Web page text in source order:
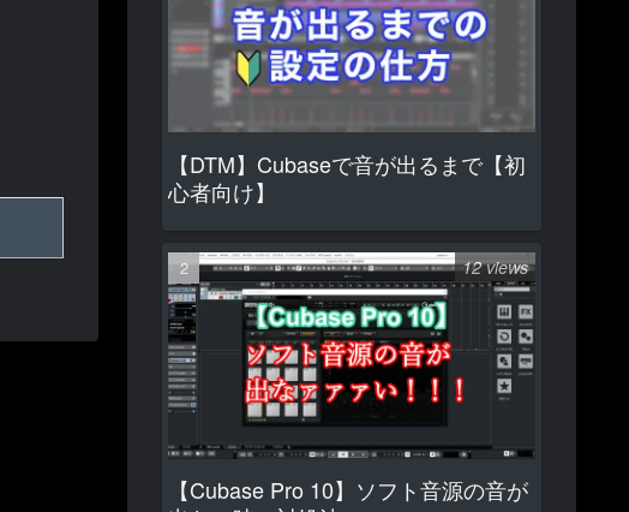
【DTM】Cubaseで音が出るまで【初
心者向け】
【Cubase Pro 10】ソフト音源の音が
12 views